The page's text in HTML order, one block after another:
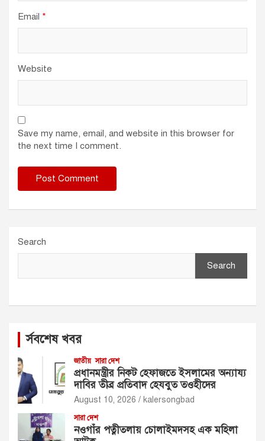
Email *
Website
Save my name, email, and website in this browser for
the next time I comment.
Search
Search
র্সবশেষ খবর
জাতীয় সারা দেশ
প্রধানমন্ত্রীর নিকট হেফাজতে ইসলামের অন্যায্য
দাবির তীব্র প্রতিবাদ হেযবুত তওহীদের
August 10, 2026 kalersongbad
সারা দেশ
নওগাঁর পত্নীতলায় চোলাইমদসহ এক মহিলা